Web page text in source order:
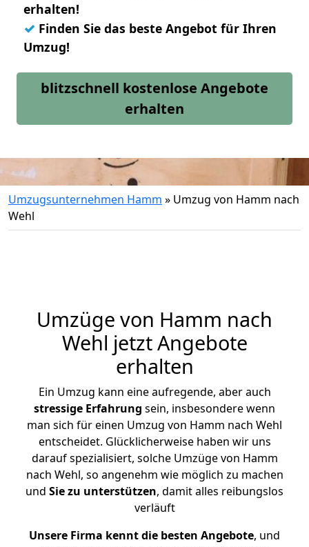
erhalten!
✓ Finden Sie das beste Angebot für Ihren
Umzug!
blitzschnell kostenlose Angebote
erhalten
Umzugsunternehmen Hamm » Umzug von Hamm nach
Wehl
Umzüge von Hamm nach
Wehl jetzt Angebote
erhalten
Ein Umzug kann eine aufregende, aber auch
stressige Erfahrung sein, insbesondere wenn
man sich für einen Umzug von Hamm nach Wehl
entscheidet. Glücklicherweise haben wir uns
darauf spezialisiert, solche Umzüge von Hamm
nach Wehl, so angenehm wie möglich zu machen
und Sie zu unterstützen, damit alles reibungslos
verläuft
Unsere Firma kennt die besten Angebote, und